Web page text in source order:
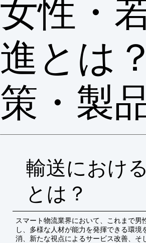
女性・
進とは
策・製
輸送におけ
とは？
スマート物流業界において、これまで
し、多様な人材が能力を発揮できる環
消、新たな視点によるサービス改善、そ